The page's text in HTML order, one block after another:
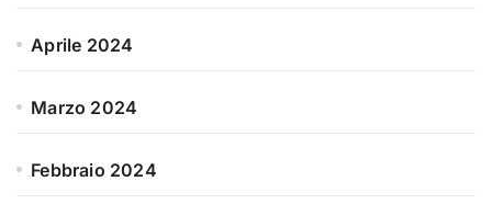
Aprile 2024
Marzo 2024
Febbraio 2024